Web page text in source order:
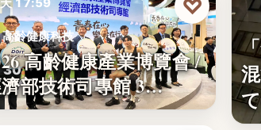
17:59
高齡健康科技
30 高齡健康產業博覽會 /
部技術司專館 3…
♡